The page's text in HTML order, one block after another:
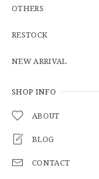
OTHERS
RESTOCK
NEW ARRIVAL
SHOP INFO
ABOUT
BLOG
CONTACT
GREEN